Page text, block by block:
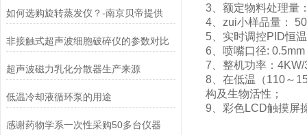
如何选购旋转蒸发仪？-南京贝帝提供
非接触式超声波细胞破碎仪的参数对比
超声波磁力乳化分散器生产来源
低温冷却液循环泵的用途
感谢药物学系一次性采购50多台仪器
3、额定物料处理量
4、zui小样品量：
5、实时调控PID恒
6、喷嘴口径:
7、整机功率：
8、在低温（110～
构及生物活性；
9、彩色LCD触摸屏